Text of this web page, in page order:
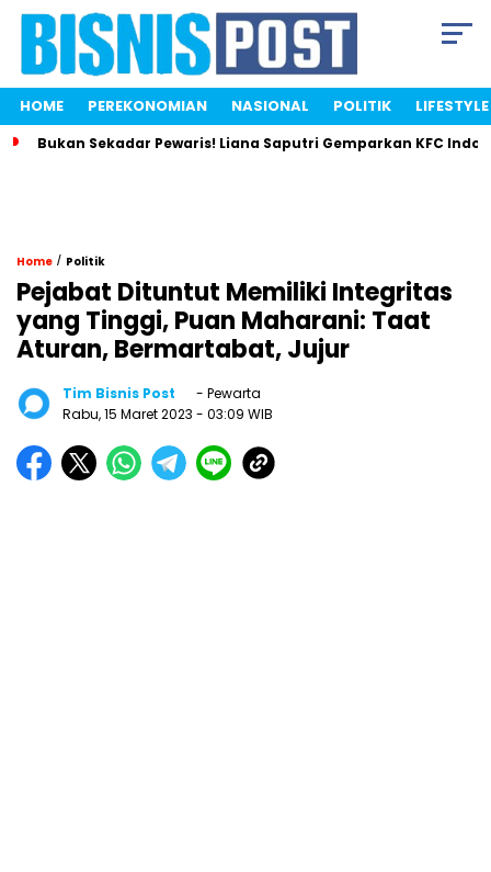
HOME PEREKONOMIAN NASIONAL POLITIK LIFESTYLE
Bukan Sekadar Pewaris! Liana Saputri Gemparkan KFC
Home / Politik
Pejabat Dituntut Memiliki Integritas
yang Tinggi, Puan Maharani: Taat
Aturan, Bermartabat, Jujur
Tim Bisnis Post
- Pewarta
Rabu, 15 Maret 2023 - 03:09 WIB